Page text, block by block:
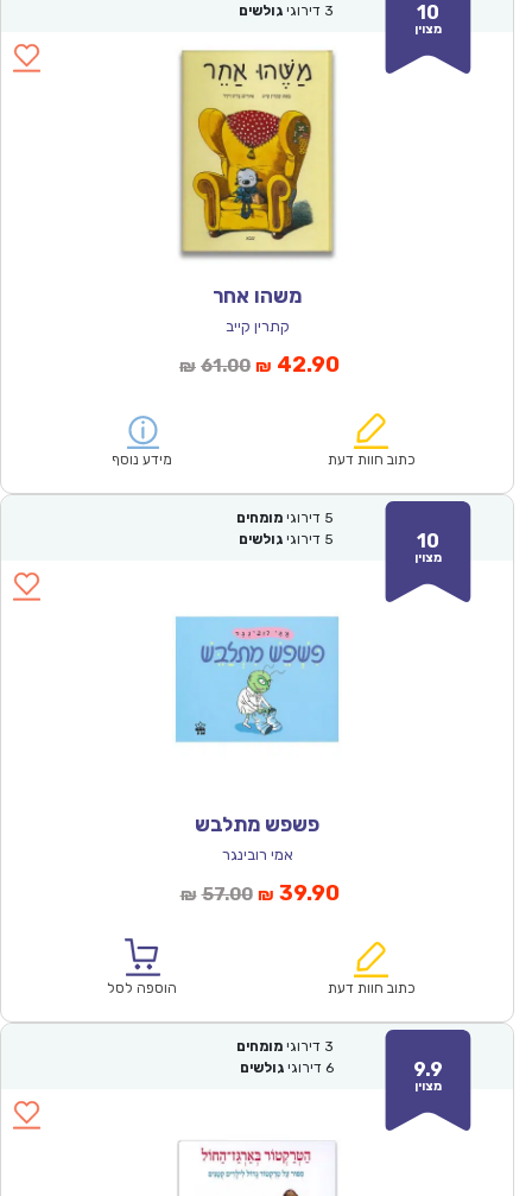
10
מצוין
3 דירוגי גולשים
משהו אחר
קתרין קייב
₪ 61.00המחיר
₪61.00.
₪ 42.90המחיר
הוא:
כתוב חוות דעת מידע נוסף
10
מצוין
5 דירוגי מומחים
5 דירוגי גולשים
פשפש מתלבש
אמי רובינגר
₪ 57.00המחיר
₪57.00.
₪ 39.90המחיר
הוא:
כתוב חוות דעת הוספה לסל
9.9
מצוין
3 דירוגי מומחים
6 דירוגי גולשים